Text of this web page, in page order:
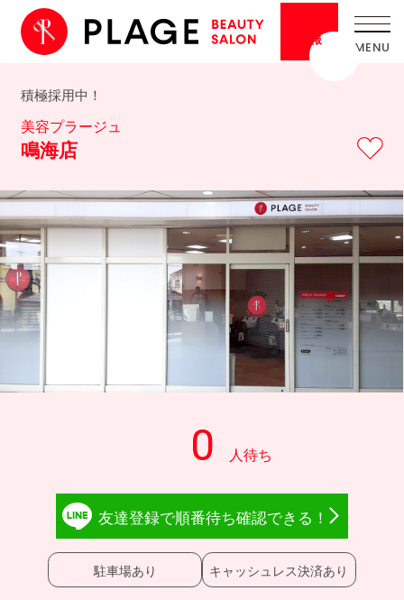
情報
積極採用中！
美容プラージュ
鳴海店
駐車場あり キャッシュレス決済あり
友達登録で順番待ち確認できる！